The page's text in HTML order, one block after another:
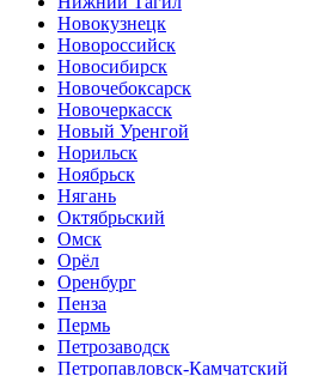
Новокузнецк
Новороссийск
Новосибирск
Новочебоксарск
Новочеркасск
Новый Уренгой
Норильск
Ноябрьск
Нягань
Октябрьский
Омск
Орёл
Оренбург
Пенза
Пермь
Петрозаводск
Петропавловск-Камчатский